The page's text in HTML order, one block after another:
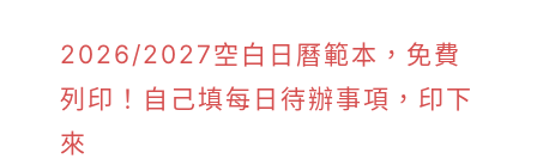
2026/2027空白日曆範本，免費
列印！自己填每日待辦事項，印下
來